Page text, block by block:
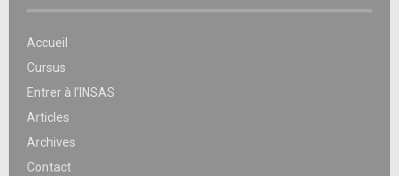
Accueil
Cursus
Entrer à l’INSAS
Articles
Archives
Contact